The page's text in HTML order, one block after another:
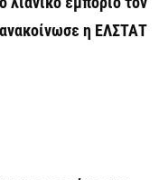
η ΕΛΣΤΑΤ